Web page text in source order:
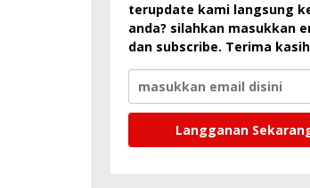
terupdate kami langsung
anda? silahkan masukkan
dan subscribe. Terima